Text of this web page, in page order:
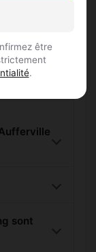
être
.
sont